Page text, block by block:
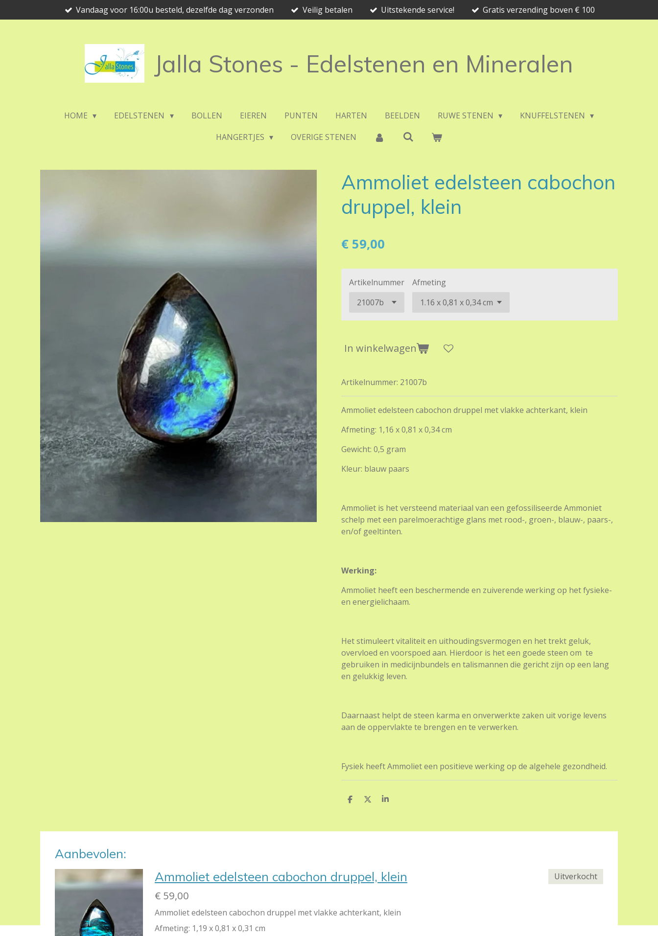
direct
Vandaag voor 16:00u besteld, dezelfde dag verzonden Veilig betalen Uitstekende service! Gratis verzending boven € 100
Jalla Stones - Edelstenen en Mineralen
HOME EDELSTENEN BOLLEN EIEREN PUNTEN HARTEN BEELDEN RUWE STENEN
KNUFFELSTENEN
HANGERTJES
OVERIGE STENEN
Ammoliet edelsteen cabochon
druppel, klein
€ 59,00
Artikelnummer Afmeting
In winkelwagen
Artikelnummer: 21007b
Ammoliet edelsteen cabochon druppel met vlakke achterkant, klein
Afmeting: 1,16 x 0,81 x 0,34 cm
Gewicht: 0,5 gram
Kleur: blauw paars
Ammoliet is het versteend materiaal van een gefossiliseerde Ammoniet
schelp met een parelmoerachtige glans met rood-, groen-, blauw-, paars-,
en/of geeltinten.
Werking:
Ammoliet heeft een beschermende en zuiverende werking op het fysieke-
en energielichaam.
Het stimuleert vitaliteit en uithoudingsvermogen en het trekt geluk,
overvloed en voorspoed aan. Hierdoor is het een goede steen om te
gebruiken in medicijnbundels en talismannen die gericht zijn op een lang
en gelukkig leven.
Daarnaast helpt de steen karma en onverwerkte zaken uit vorige levens
aan de oppervlakte te brengen en te verwerken.
Fysiek heeft Ammoliet een positieve werking op de algehele gezondheid.
D
n
D
S
e
Aanbevolen:
Uitverkocht
Ammoliet edelsteen cabochon druppel, klein
€ 59,00
Ammoliet edelsteen cabochon druppel met vlakke achterkant, klein
Afmeting: 1,19 x 0,81 x 0,31 cm